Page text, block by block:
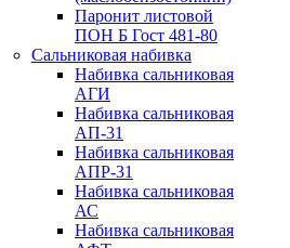
Паронит листовой
ПОН Б Гост 481-80
Сальниковая набивка
Набивка сальниковая
АГИ
Набивка сальниковая
АП-31
Набивка сальниковая
АПР-31
Набивка сальниковая
АС
Набивка сальниковая